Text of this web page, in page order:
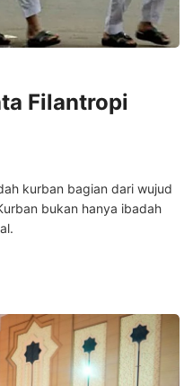
Filantropi
kurban bagian dari wujud
bukan hanya ibadah